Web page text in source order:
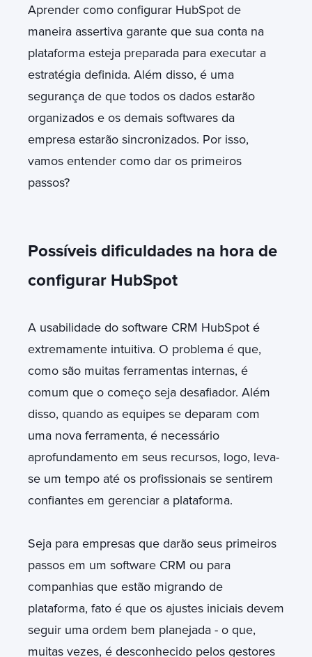
Aprender como configurar HubSpot de
maneira assertiva garante que sua conta na
plataforma esteja preparada para executar a
estratégia definida. Além disso, é uma
segurança de que todos os dados estarão
organizados e os demais softwares da
empresa estarão sincronizados. Por isso,
vamos entender como dar os primeiros
passos?
Possíveis dificuldades na hora de
configurar HubSpot
A usabilidade do software CRM HubSpot é
extremamente intuitiva. O problema é que,
como são muitas ferramentas internas, é
comum que o começo seja desafiador. Além
disso, quando as equipes se deparam com
uma nova ferramenta, é necessário
aprofundamento em seus recursos, logo, leva-
se um tempo até os profissionais se sentirem
confiantes em gerenciar a plataforma.
Seja para empresas que darão seus primeiros
passos em um software CRM ou para
companhias que estão migrando de
plataforma, fato é que os ajustes iniciais devem
seguir uma ordem bem planejada - o que,
muitas vezes, é desconhecido pelos gestores